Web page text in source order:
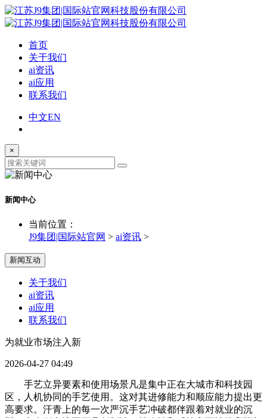
首页
关于我们
ai资讯
ai应用
联系我们
中文EN
×
新闻中心
当前位置：
J9集团|国际站官网 > ai资讯 >
新闻互动
关于我们
ai资讯
ai应用
联系我们
为就业市场注入新
2026-04-27 04:49
手艺立异要素和使用场景凡是集中正在大城市和科技园
区，人机协同的手艺使用。这对其进修能力和顺应能力提出更
高要求。汗青上的每一次严沉手艺冲破都伴跟着对就业的沉